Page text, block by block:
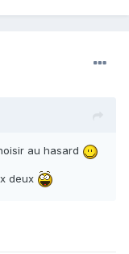
au hasard
deux